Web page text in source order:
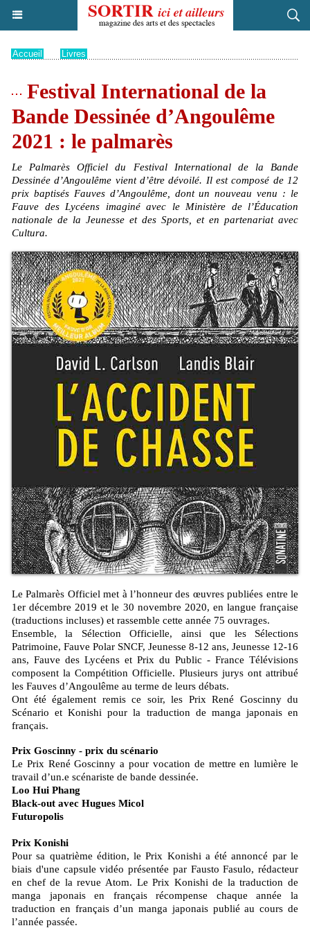
Accueil Livres
Festival International de la
Bande Dessinée d’Angoulême
2021 : le palmarès
Le Palmarès Officiel du Festival International de la Bande
Dessinée d’Angoulême vient d’être dévoilé. Il est composé de 12
prix baptisés Fauves d’Angoulême, dont un nouveau venu : le
Fauve des Lycéens imaginé avec le Ministère de l’Éducation
nationale de la Jeunesse et des Sports, et en partenariat avec
Cultura.
Le Palmarès Officiel met à l’honneur des œuvres publiées entre le
1er décembre 2019 et le 30 novembre 2020, en langue française
(traductions incluses) et rassemble cette année 75 ouvrages.
Ensemble, la Sélection Officielle, ainsi que les Sélections
Patrimoine, Fauve Polar SNCF, Jeunesse 8-12 ans, Jeunesse 12-16
ans, Fauve des Lycéens et Prix du Public - France Télévisions
composent la Compétition Officielle. Plusieurs jurys ont attribué
les Fauves d’Angoulême au terme de leurs débats.
Ont été également remis ce soir, les Prix René Goscinny du
Scénario et Konishi pour la traduction de manga japonais en
français.
Prix Goscinny - prix du scénario
Le Prix René Goscinny a pour vocation de mettre en lumière le
travail d’un.e scénariste de bande dessinée.
Loo Hui Phang
Black-out avec Hugues Micol
Futuropolis
Prix Konishi
Pour sa quatrième édition, le Prix Konishi a été annoncé par le
biais d'une capsule vidéo présentée par Fausto Fasulo, rédacteur
en chef de la revue Atom. Le Prix Konishi de la traduction de
manga japonais en français récompense chaque année la
traduction en français d’un manga japonais publié au cours de
l’année passée.